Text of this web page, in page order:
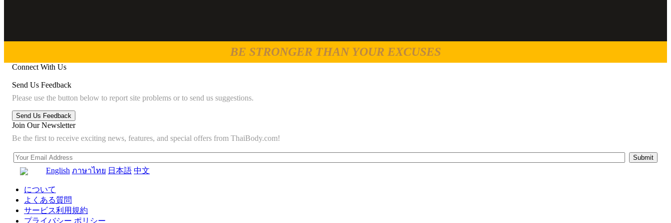
BE STRONGER THAN YOUR EXCUSES
Connect With Us
Send Us Feedback
Please use the button below to report site problems or to send us suggestions.
Join Our Newsletter
Be the first to receive exciting news, features, and special offers from ThaiBody.com!
English ภาษาไทย 日本語 中文
について
よくある質問
サービス利用規約
プライバシー ポリシー